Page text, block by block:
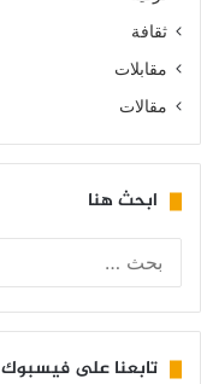
ثقافة
مقابلات
مقالات
ابحث هنا
تابعنا على فيسبوك